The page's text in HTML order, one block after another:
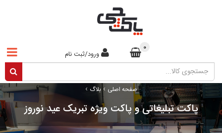
ورود/ثبت نام
0
صفحه اصلی › بلاگ ›
پاکت تبلیغاتی و پاکت ویژه تبریک عید نوروز